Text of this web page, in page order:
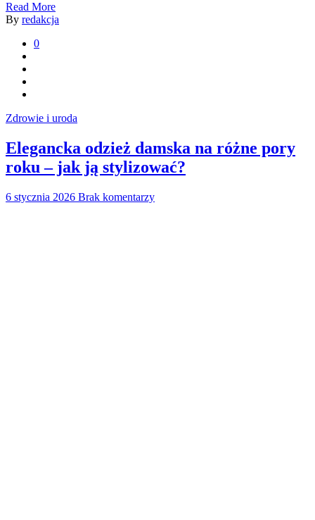
Read More
By redakcja
0
Zdrowie i uroda
Elegancka odzież damska na różne pory
roku – jak ją stylizować?
6 stycznia 2026 Brak komentarzy